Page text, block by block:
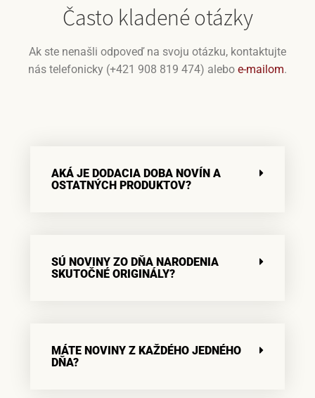
Často kladené otázky
Ak ste nenašli odpoveď na svoju otázku, kontaktujte
nás telefonicky (+421 908 819 474) alebo e-mailom.
AKÁ JE DODACIA DOBA NOVÍN A
OSTATNÝCH PRODUKTOV?
SÚ NOVINY ZO DŇA NARODENIA
SKUTOČNÉ ORIGINÁLY?
MÁTE NOVINY Z KAŽDÉHO JEDNÉHO
DŇA?